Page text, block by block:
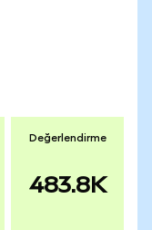
Değerlendirme
483.8K